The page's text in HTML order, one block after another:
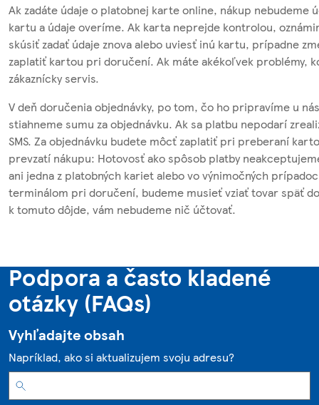
Ak zadáte údaje o platobnej karte online, nákup nebudeme
kartu a údaje overíme. Ak karta neprejde kontrolou,
skúsiť zadať údaje znova alebo uviesť inú kartu, prípadne
zaplatiť kartou pri doručení. Ak máte akékoľvek problémy,
zákaznícky servis.
V deň doručenia objednávky, po tom, čo ho pripravíme u
stiahneme sumu za objednávku. Ak sa platbu nepodarí
SMS. Za objednávku budete môcť zaplatiť pri preberaní
prevzatí nákupu: Hotovosť ako spôsob platby
ani jedna z platobných kariet alebo vo výnimočných
terminálom pri doručení, budeme musieť vziať tovar späť
k tomuto dôjde, vám nebudeme nič účtovať.
Podpora a často kladené
otázky (FAQs)
Vyhľadajte obsah
Napríklad, ako si aktualizujem svoju adresu?